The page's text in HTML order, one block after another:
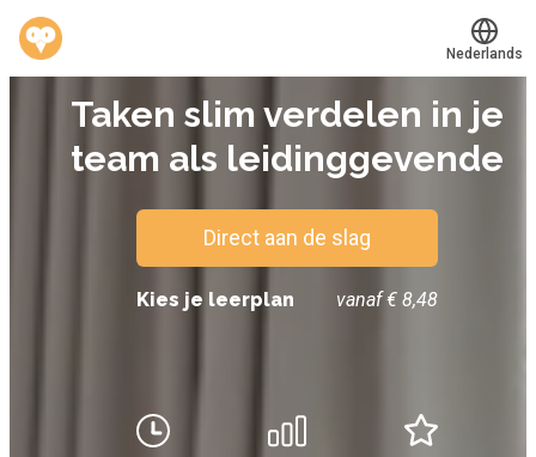
Werkvinders®
Bedrijven
Mijn leerplek
Translate
Nederlands
Taken slim verdelen in je
team als leidinggevende
Direct aan de slag
Kies je leerplan vanaf € 8,48